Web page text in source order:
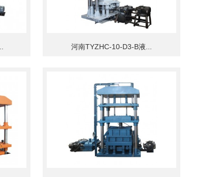
河南TYZHC-10-D3-B液...